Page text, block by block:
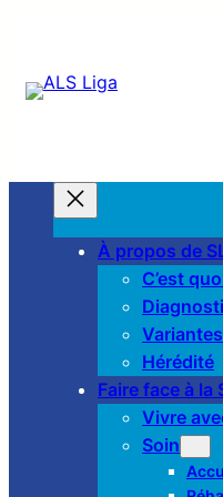
À propos de
C’est
Variantes
Hérédité
Faire face à la
Vivre
Soin